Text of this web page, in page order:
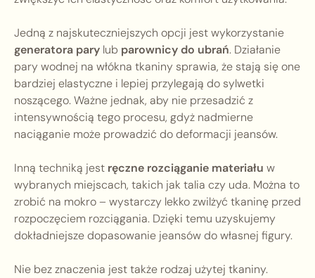
Jedną z najskuteczniejszych opcji jest wykorzystanie
generatora pary lub parownicy do ubrań. Działanie
pary wodnej na włókna tkaniny sprawia, że stają się one
bardziej elastyczne i lepiej przylegają do sylwetki
noszącego. Ważne jednak, aby nie przesadzić z
intensywnością tego procesu, gdyż nadmierne
naciąganie może prowadzić do deformacji jeansów.
Inną techniką jest ręczne rozciąganie materiału w
wybranych miejscach, takich jak talia czy uda. Można to
zrobić na mokro – wystarczy lekko zwilżyć tkaninę przed
rozpoczęciem rozciągania. Dzięki temu uzyskujemy
dokładniejsze dopasowanie jeansów do własnej figury.
Nie bez znaczenia jest także rodzaj użytej tkaniny.